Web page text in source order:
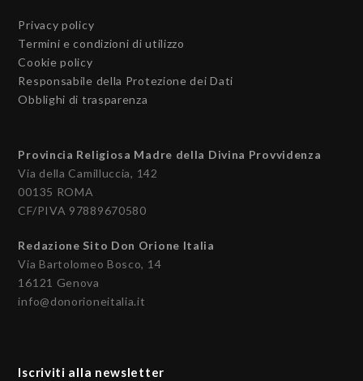
Privacy policy
Termini e condizioni di utilizzo
Cookie policy
Responsabile della Protezione dei Dati
Obblighi di trasparenza
Provincia Religiosa Madre della Divina Provvidenza
Via della Camilluccia, 142
00135 ROMA
CF/PIVA 97889670580
Redazione Sito Don Orione Italia
Via Bartolomeo Bosco, 14
16121 Genova
info@donorioneitalia.it
Iscriviti alla newsletter